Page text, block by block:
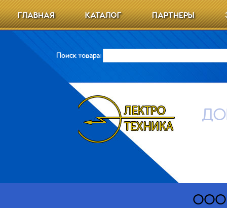
ГЛАВНАЯ КАТАЛОГ ПАРТНЕРЫ
Поиск товара:
ООО